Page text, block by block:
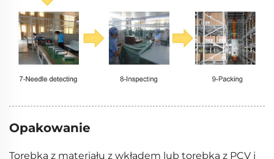
Opakowanie
Torebka z materiału z wkładem lub torebka z PCV i